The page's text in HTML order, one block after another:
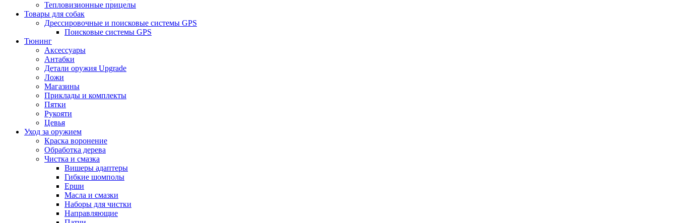
Тепловизионные прицелы
Товары для собак
Дрессировочные и поисковые системы GPS
Поисковые системы GPS
Тюнинг
Аксессуары
Антабки
Детали оружия Upgrade
Ложи
Магазины
Приклады и комплекты
Пятки
Рукояти
Цевья
Уход за оружием
Краска воронение
Обработка дерева
Чистка и смазка
Вишеры адаптеры
Гибкие шомполы
Ерши
Масла и смазки
Наборы для чистки
Направляющие